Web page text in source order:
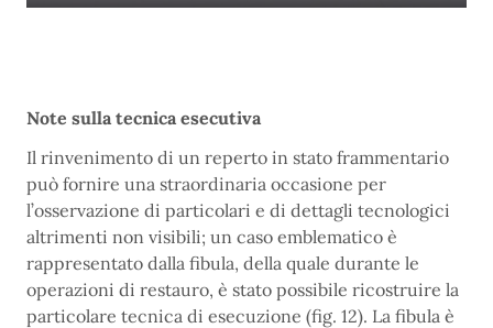
Note sulla tecnica esecutiva
Il rinvenimento di un reperto in stato frammentario
può fornire una straordinaria occasione per
l’osservazione di particolari e di dettagli tecnologici
altrimenti non visibili; un caso emblematico è
rappresentato dalla fibula, della quale durante le
operazioni di restauro, è stato possibile ricostruire la
particolare tecnica di esecuzione (fig. 12). La fibula è